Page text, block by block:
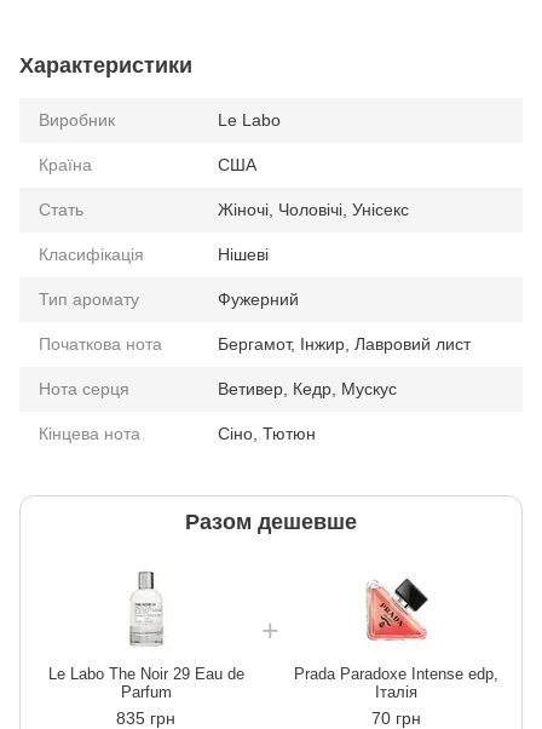
Характеристики
Виробник Le Labo
Країна США
Стать Жіночі, Чоловічі, Унісекс
Класифікація Нішеві
Тип аромату Фужерний
Початкова нота Бергамот, Інжир, Лавровий лист
Нота серця Ветивер, Кедр, Мускус
Кінцева нота Сіно, Тютюн
Разом дешевше
Le Labo The Noir 29 Eau de
Parfum
835 грн
Prada Paradoxe Intense edp,
Італія
70 грн